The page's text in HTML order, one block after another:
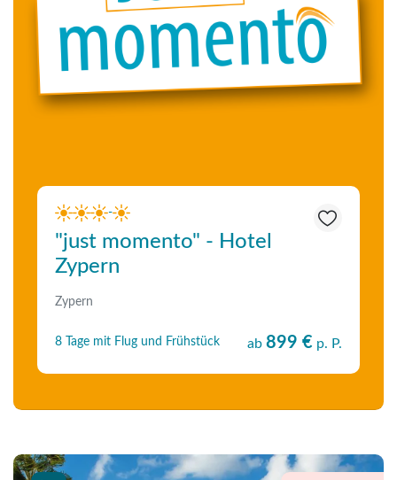
-
"just momento" - Hotel
Zypern
Zypern
8 Tage mit Flug und Frühstück ab 899 € p. P.